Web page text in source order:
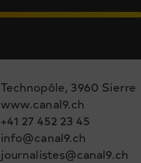
Technopôle, 3960 Sierre
www.canal9.ch
+41 27 452 23 45
info@canal9.ch
journalistes@canal9.ch